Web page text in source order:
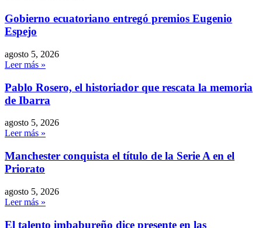
Gobierno ecuatoriano entregó premios Eugenio
Espejo
agosto 5, 2026
Leer más »
Pablo Rosero, el historiador que rescata la memoria
de Ibarra
agosto 5, 2026
Leer más »
Manchester conquista el título de la Serie A en el
Priorato
agosto 5, 2026
Leer más »
El talento imbabureño dice presente en las